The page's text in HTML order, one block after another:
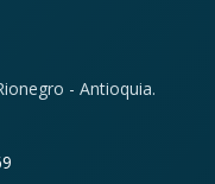
- Antioquia.